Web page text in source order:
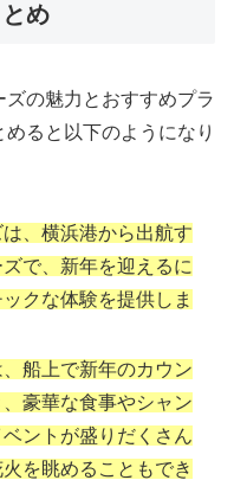
め
の魅力とおすすめプラ
ると以下のようになり
、横浜港から出航す
で、新年を迎えるに
クな体験を提供しま
船上で新年のカウン
豪華な食事やシャン
ントが盛りだくさん
を眺めることもでき